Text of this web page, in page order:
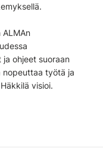
ohjeet suoraan
nopeuttaa työtä ja
visioi.